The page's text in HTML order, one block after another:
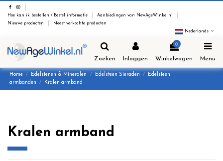
Hoe kan ik bestellen / Bestel informatie
Aanbiedingen van NewAgeWinkel.nl
Nieuwe producten
Meest verkochte producten
Nederlands
Zoeken Inloggen
0
Winkelwagen Menu
Home Edelstenen & Mineralen Edelsteen Sieraden
Edelsteen
armbanden
Kralen armband
Kralen armband